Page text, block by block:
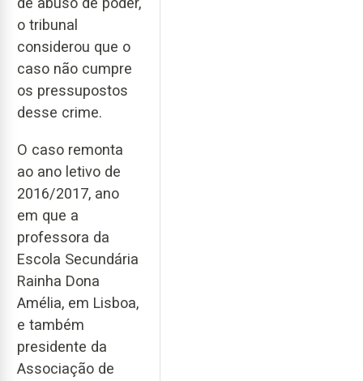
o tribunal
considerou que o
caso não cumpre
os pressupostos
desse crime.
O caso remonta
ao ano letivo de
2016/2017, ano
em que a
professora da
Escola Secundária
Rainha Dona
Amélia, em Lisboa,
e também
presidente da
Associação de